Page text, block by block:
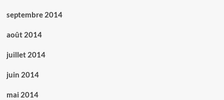
septembre 2014
août 2014
juillet 2014
juin 2014
mai 2014